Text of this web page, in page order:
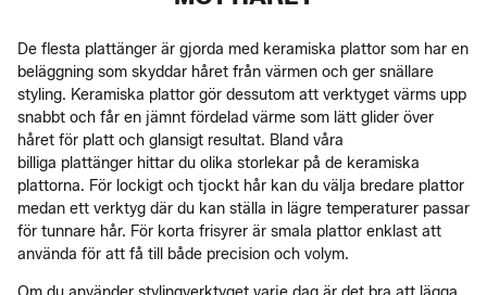
De flesta plattänger är gjorda med keramiska plattor som har en
beläggning som skyddar håret från värmen och ger snällare
styling. Keramiska plattor gör dessutom att verktyget värms upp
snabbt och får en jämnt fördelad värme som lätt glider över
håret för platt och glansigt resultat. Bland våra
billiga plattänger hittar du olika storlekar på de keramiska
plattorna. För lockigt och tjockt hår kan du välja bredare plattor
medan ett verktyg där du kan ställa in lägre temperaturer passar
för tunnare hår. För korta frisyrer är smala plattor enklast att
använda för att få till både precision och volym.